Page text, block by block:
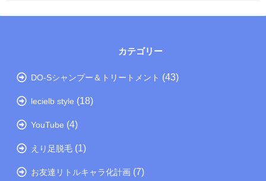
カテゴリー
DO-Sシャンプー＆トリートメント (43)
lecielb style (18)
YouTube (4)
えり足脱毛 (1)
お友達リトルキャラ化計画 (7)